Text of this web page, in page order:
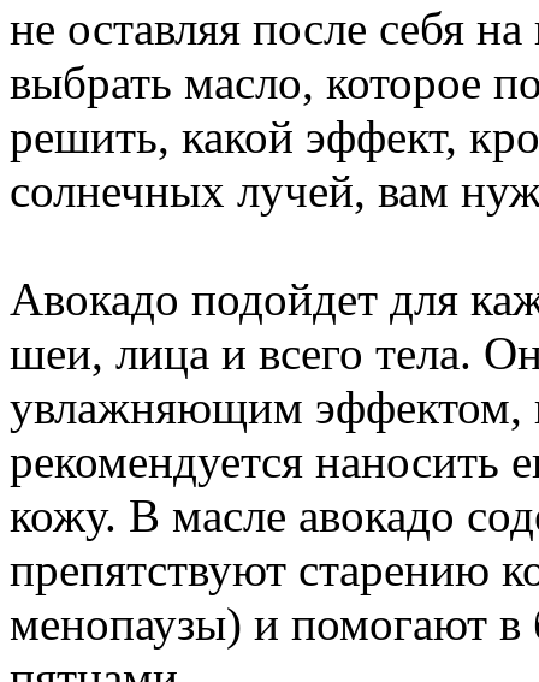
не оставляя после себя
выбрать масло, которое
решить, какой эффект,
солнечных лучей, вам
Авокадо подойдет для
шеи, лица и всего тела.
увлажняющим эффектом,
рекомендуется наносить
кожу. В масле авокадо
препятствуют старению
менопаузы) и помогают